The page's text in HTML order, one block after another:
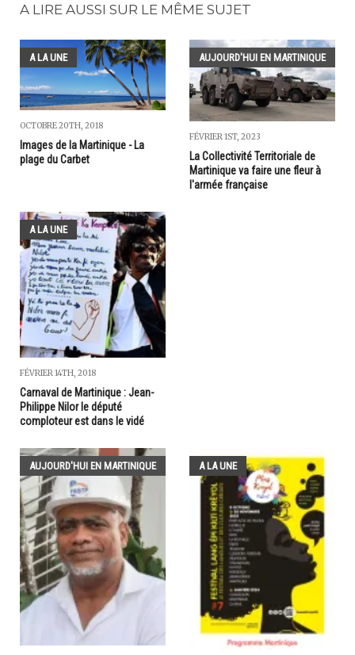
A LIRE AUSSI SUR LE MÊME SUJET
A LA UNE
OCTOBRE 20TH, 2018
Images de la Martinique - La
plage du Carbet
AUJOURD'HUI EN MARTINIQUE
FÉVRIER 1ST, 2023
La Collectivité Territoriale de
Martinique va faire une fleur à
l'armée française
A LA UNE
FÉVRIER 14TH, 2018
Carnaval de Martinique : Jean-
Philippe Nilor le député
comploteur est dans le vidé
AUJOURD'HUI EN MARTINIQUE A LA UNE